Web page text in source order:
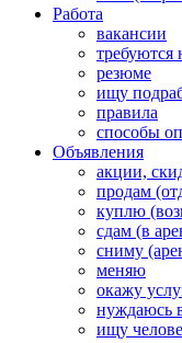
Работа
вакансии
требуются
резюме
ищу
правила
способы
Объявления
акции,
продам
куплю
сдам (в
сниму
меняю
окажу
нуждаюсь
ищу